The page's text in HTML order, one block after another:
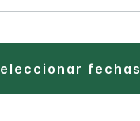
seleccionar fechas